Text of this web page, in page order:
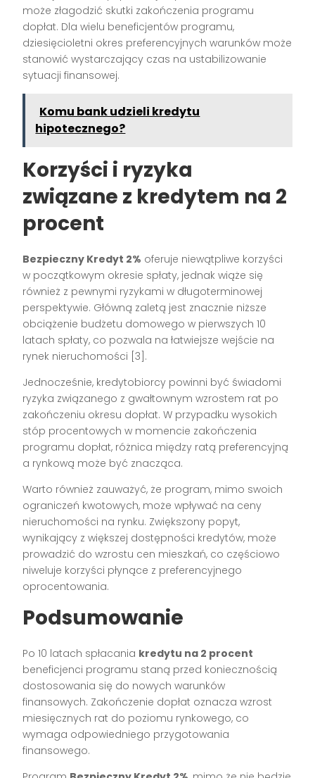
może złagodzić skutki zakończenia programu
dopłat. Dla wielu beneficjentów programu,
dziesięcioletni okres preferencyjnych warunków może
stanowić wystarczający czas na ustabilizowanie
sytuacji finansowej.
Komu bank udzieli kredytu
hipotecznego?
Korzyści i ryzyka
związane z kredytem na 2
procent
Bezpieczny Kredyt 2% oferuje niewątpliwe korzyści
w początkowym okresie spłaty, jednak wiąże się
również z pewnymi ryzykami w długoterminowej
perspektywie. Główną zaletą jest znacznie niższe
obciążenie budżetu domowego w pierwszych 10
latach spłaty, co pozwala na łatwiejsze wejście na
rynek nieruchomości [3].
Jednocześnie, kredytobiorcy powinni być świadomi
ryzyka związanego z gwałtownym wzrostem rat po
zakończeniu okresu dopłat. W przypadku wysokich
stóp procentowych w momencie zakończenia
programu dopłat, różnica między ratą preferencyjną
a rynkową może być znacząca.
Warto również zauważyć, że program, mimo swoich
ograniczeń kwotowych, może wpływać na ceny
nieruchomości na rynku. Zwiększony popyt,
wynikający z większej dostępności kredytów, może
prowadzić do wzrostu cen mieszkań, co częściowo
niweluje korzyści płynące z preferencyjnego
oprocentowania.
Podsumowanie
Po 10 latach spłacania kredytu na 2 procent
beneficjenci programu staną przed koniecznością
dostosowania się do nowych warunków
finansowych. Zakończenie dopłat oznacza wzrost
miesięcznych rat do poziomu rynkowego, co
wymaga odpowiedniego przygotowania
finansowego.